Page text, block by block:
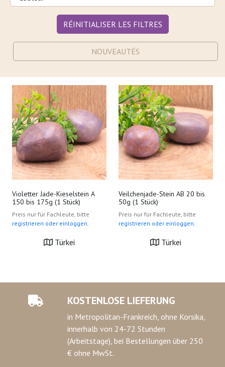
RÉINITIALISER LES FILTRES
NOUVEAUTÉS
Violetter Jade-Kieselstein A
150 bis 175g (1 Stück)
Preis nur für Fachleute, bitte
registrieren oder einloggen.
Türkei
Veilchenjade-Stein AB 20 bis
50g (1 Stück)
Preis nur für Fachleute, bitte
registrieren oder einloggen.
Türkei
KOSTENLOSE LIEFERUNG
in Metropolitan-Frankreich, ohne Korsika,
innerhalb von 24-72 Stunden
(Arbeitstage), bei Bestellungen über 250
€ ohne MwSt.